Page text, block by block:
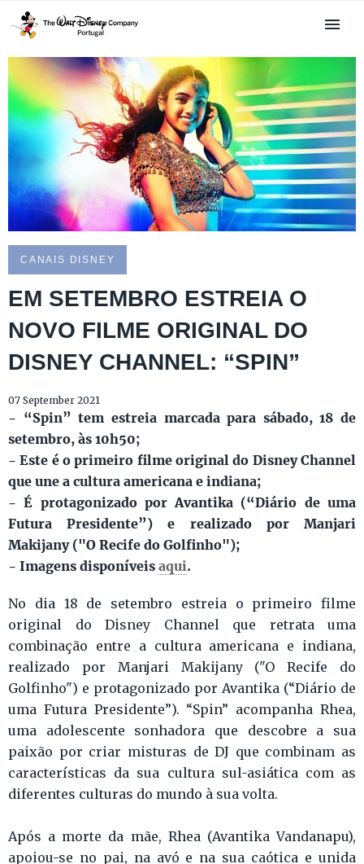
CANAIS DISNEY
EM SETEMBRO ESTREIA O
NOVO FILME ORIGINAL DO
DISNEY CHANNEL: “SPIN”
07 September 2021
- “Spin” tem estreia marcada para sábado, 18 de
setembro, às 10h50;
- Este é o primeiro filme original do Disney Channel
que une a cultura americana e indiana;
- É protagonizado por Avantika (“Diário de uma
Futura Presidente”) e realizado por Manjari
Makijany ("O Recife do Golfinho");
- Imagens disponíveisaqui.
No dia 18 de setembro estreia o primeiro filme
original do Disney Channel que retrata uma
combinação entre a cultura americana e indiana,
realizado por Manjari Makijany ("O Recife do
Golfinho") e protagonizado por Avantika (“Diário de
uma Futura Presidente”). “Spin” acompanha Rhea,
uma adolescente sonhadora que descobre a sua
paixão por criar misturas de DJ que combinam as
características da sua cultura sul-asiática com as
diferentes culturas do mundo à sua volta.
Após a morte da mãe, Rhea (Avantika Vandanapu),
apoiou-se no pai, na avó e na sua caótica e unida